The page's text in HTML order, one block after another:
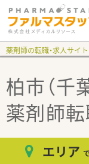
薬剤師の転職・求人サイ
柏市（千
薬剤師
エリア